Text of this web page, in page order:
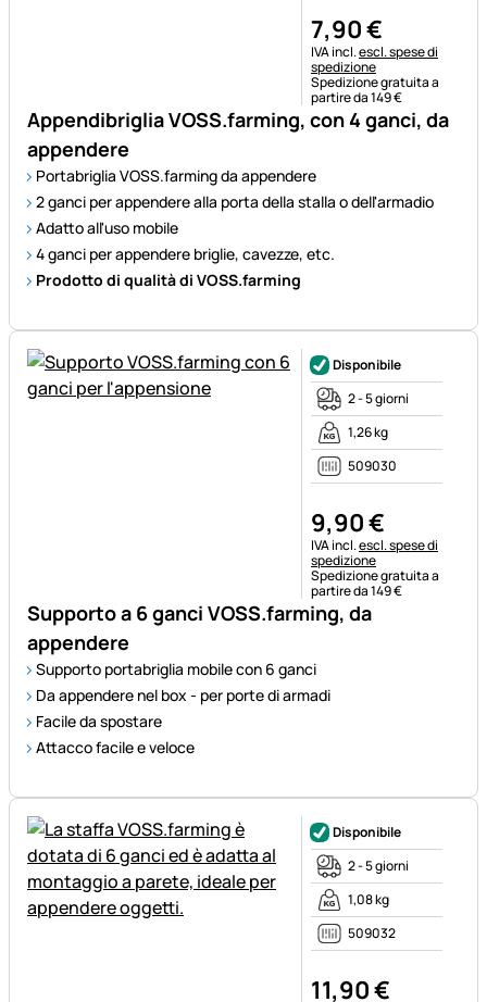
Appendibriglia VOSS.farming, con 4 ganci, da
appendere
Portabriglia VOSS.farming da appendere
2 ganci per appendere alla porta della stalla o dell'armadio
Adatto all'uso mobile
4 ganci per appendere briglie, cavezze, etc.
Prodotto di qualità di VOSS.farming
7,90€
Informazioni fiscali:
IVA incl.escl. spese di
spedizione
Spedizione gratuita a
partire da 149 €
Supporto a 6 ganci VOSS.farming, da
appendere
Supporto portabriglia mobile con 6 ganci
Da appendere nel box - per porte di armadi
Facile da spostare
Attacco facile e veloce
Disponibile
2 - 5 giorni
1,26 kg
509030
9,90€
Informazioni fiscali:
IVA incl.escl. spese di
spedizione
Spedizione gratuita a
partire da 149 €
Disponibile
2 - 5 giorni
1,08 kg
509032
11,90€